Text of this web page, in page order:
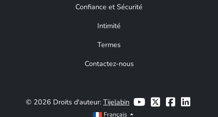
Confiance et Sécurité
Intimité
Termes
Contactez-nous
© 2026 Droits d'auteur: Tijelabin
Français